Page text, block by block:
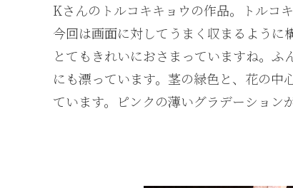
Kさんのトルコキキョウの作品。トルコ
今回は画面に対してうまく収まるように
とてもきれいにおさまっていますね。
にも漂っています。茎の緑色と、花の
ています。ピンクの薄いグラデーション